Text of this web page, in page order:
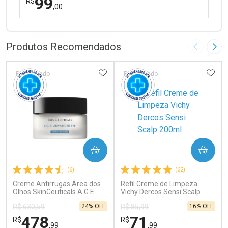
,00
Laboratório
Ativar Desconto
Comprar sem Desconto
Por Menos
Comprar sem Desconto
Produtos Recomendados Imagem
(6)
Creme Antirrugas Área dos
Olhos SkinCeuticals A.G.E.
Patrocinado
R$ 630,59
R$478,99
24% OFF
ADICIONAR AOS FAVORITOS
COMPRAR
(62)
Refil Creme de Limpeza
Vichy Dercos Sensi Scalp
Patrocinado
R$ 85,99
R$71 ,99
16% OFF
COMPRAR